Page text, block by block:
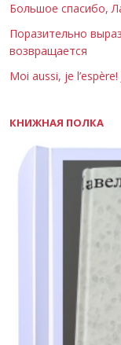
Большое спасибо,
Поразительно
возвращается
Moi aussi, je l’espère!
КНИЖНАЯ ПОЛКА